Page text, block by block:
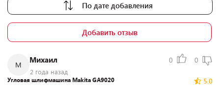
По дате добавления
Добавить отзыв
М
Михаил
2 года назад
0 0
5.0
Угловая шлифмашина Makita GA9020